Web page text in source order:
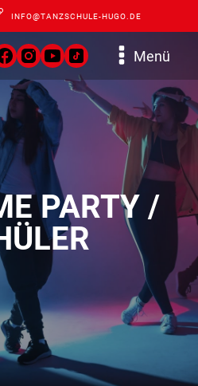
INFO@TANZSCHULE-HUGO.DE
Menü
PARTY /